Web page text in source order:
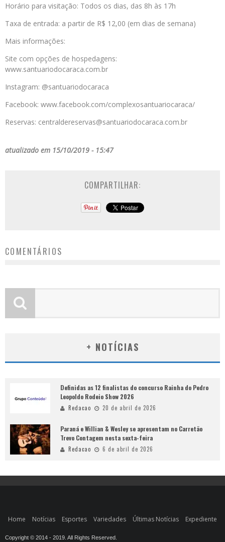
Horário para visitação: Todos os dias, das 8h às 17h
Taxa de entrada: a partir de R$ 12,00 (em dias de semana)
Mais informações:
Site com opções de hospedagens:
www.santuariodocaraca.com.br
Instagram: @santuariodocaraca
Facebook: www.facebook.com/complexosantuariocaraca/
Reservas: centraldereservas@santuariodocaraca.com.br
atualizado em 15/10/2019 - 15:47
COMPARTILHAR:
COMENTÁRIOS
+ NOTÍCIAS
Definidas as 12 finalistas do concurso Rainha do Pedro
Leopoldo Rodeio Show 2026
Redacao 20 de abril de 2026
Paraná e Willian & Wesley se apresentam no Carretão
Trevo Contagem nesta sexta-feira
Redacao 6 de abril de 2026
Home Notícias Esportes Variedades Últimas Notícias Expediente
Copyright © 2014 - 2019. All Rights Reserved.